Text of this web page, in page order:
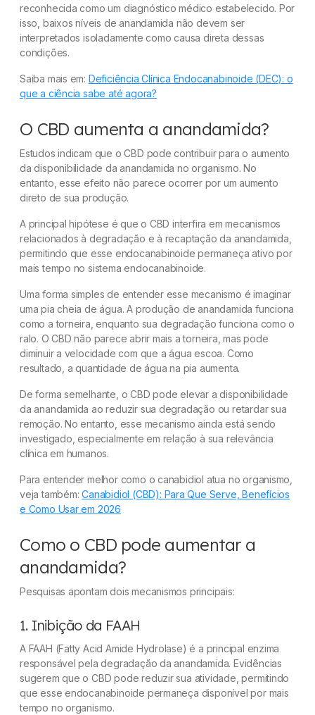
reconhecida como um diagnóstico médico estabelecido. Por
isso, baixos níveis de anandamida não devem ser
interpretados isoladamente como causa direta dessas
condições.
Saiba mais em: Deficiência Clínica Endocanabinoide (DEC): o
que a ciência sabe até agora?
O CBD aumenta a anandamida?
Estudos indicam que o CBD pode contribuir para o aumento
da disponibilidade da anandamida no organismo. No
entanto, esse efeito não parece ocorrer por um aumento
direto de sua produção.
A principal hipótese é que o CBD interfira em mecanismos
relacionados à degradação e à recaptação da anandamida,
permitindo que esse endocanabinoide permaneça ativo por
mais tempo no sistema endocanabinoide.
Uma forma simples de entender esse mecanismo é imaginar
uma pia cheia de água. A produção de anandamida funciona
como a torneira, enquanto sua degradação funciona como o
ralo. O CBD não parece abrir mais a torneira, mas pode
diminuir a velocidade com que a água escoa. Como
resultado, a quantidade de água na pia aumenta.
De forma semelhante, o CBD pode elevar a disponibilidade
da anandamida ao reduzir sua degradação ou retardar sua
remoção. No entanto, esse mecanismo ainda está sendo
investigado, especialmente em relação à sua relevância
clínica em humanos.
Para entender melhor como o canabidiol atua no organismo,
veja também:Canabidiol (CBD): Para Que Serve, Benefícios
e Como Usar em 2026
Como o CBD pode aumentar a
anandamida?
Pesquisas apontam dois mecanismos principais:
1. Inibição da FAAH
A FAAH (Fatty Acid Amide Hydrolase) é a principal enzima
responsável pela degradação da anandamida. Evidências
sugerem que o CBD pode reduzir sua atividade, permitindo
que esse endocanabinoide permaneça disponível por mais
tempo no organismo.